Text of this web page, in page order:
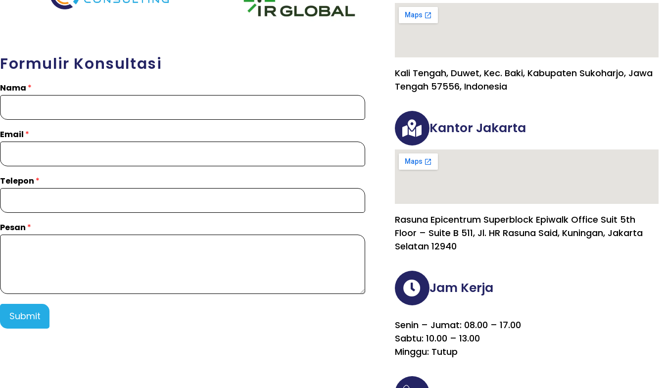
Formulir Konsultasi
Nama *
Email *
Telepon *
Pesan *
Submit
Kali Tengah, Duwet, Kec. Baki, Kabupaten Sukoharjo, Jawa
Tengah 57556, Indonesia
Kantor Jakarta
Rasuna Epicentrum Superblock Epiwalk Office Suit 5th
Floor – Suite B 511, Jl. HR Rasuna Said, Kuningan, Jakarta
Selatan 12940
Jam Kerja
Senin – Jumat: 08.00 – 17.00
Sabtu: 10.00 – 13.00
Minggu: Tutup